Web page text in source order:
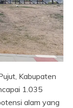
Kabupaten
1.035
alam yang